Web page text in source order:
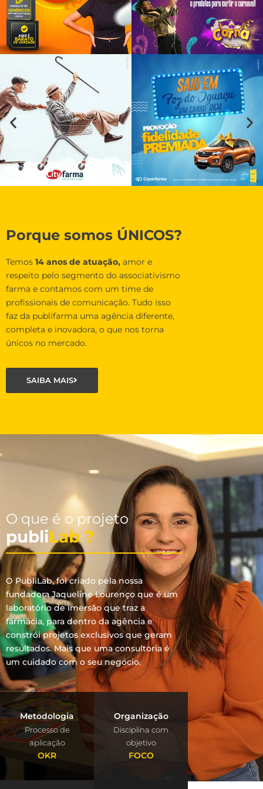
Porque somos ÚNICOS?
Temos 14 anos de atuação, amor e
respeito pelo segmento do associativismo
farma e contamos com um time de
profissionais de comunicação. Tudo isso
faz da publifarma uma agência diferente,
completa e inovadora, o que nos torna
únicos no mercado.
SAIBA MAIS
O que é o projeto
publiLab ?
O PubliLab, foi criado pela nossa
fundadora Jaqueline Lourenço que é um
laboratório de imersão que traz a
farmácia, para dentro da agência e
constrói projetos exclusivos que geram
resultados. Mais que uma consultoria é
um cuidado com o seu negócio.
Metodologia
Processo de
aplicação
OKR
Organização
Disciplina com
objetivo
FOCO